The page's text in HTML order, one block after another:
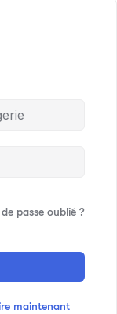
passe oublié ?
maintenant